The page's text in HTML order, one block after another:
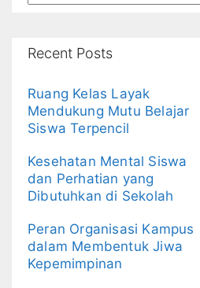
Recent Posts
Ruang Kelas Layak
Mendukung Mutu Belajar
Siswa Terpencil
Kesehatan Mental Siswa
dan Perhatian yang
Dibutuhkan di Sekolah
Peran Organisasi Kampus
dalam Membentuk Jiwa
Kepemimpinan